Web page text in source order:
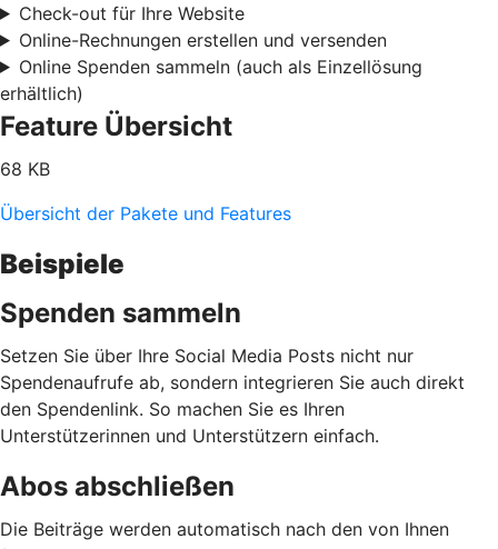
Check-out für Ihre Website
Online-Rechnungen erstellen und versenden
Online Spenden sammeln (auch als Einzellösung
erhältlich)
Feature Übersicht
68 KB
Übersicht der Pakete und Features
Beispiele
Spenden sammeln
Setzen Sie über Ihre Social Media Posts nicht nur
Spendenaufrufe ab, sondern integrieren Sie auch direkt
den Spendenlink. So machen Sie es Ihren
Unterstützerinnen und Unterstützern einfach.
Abos abschließen
Die Beiträge werden automatisch nach den von Ihnen